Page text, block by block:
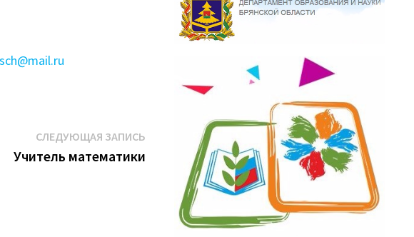
СЛЕДУЮЩАЯ ЗАПИСЬСледующая
запись:
Учитель математики